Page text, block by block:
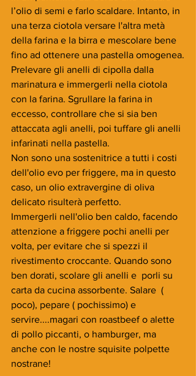
l’olio di semi e farlo scaldare. Intanto, in
una terza ciotola versare l'altra metà
della farina e la birra e mescolare bene
fino ad ottenere una pastella omogenea.
Prelevare gli anelli di cipolla dalla
marinatura e immergerli nella ciotola
con la farina. Sgrullare la farina in
eccesso, controllare che si sia ben
attaccata agli anelli, poi tuffare gli anelli
infarinati nella pastella.
Non sono una sostenitrice a tutti i costi
dell'olio evo per friggere, ma in questo
caso, un olio extravergine di oliva
delicato risulterà perfetto.
Immergerli nell'olio ben caldo, facendo
attenzione a friggere pochi anelli per
volta, per evitare che si spezzi il
rivestimento croccante. Quando sono
ben dorati, scolare gli anelli e  porli su
carta da cucina assorbente. Salare  (
poco), pepare ( pochissimo) e
servire....magari con roastbeef o alette
di pollo piccanti, o hamburger, ma
anche con le nostre squisite polpette
nostrane!